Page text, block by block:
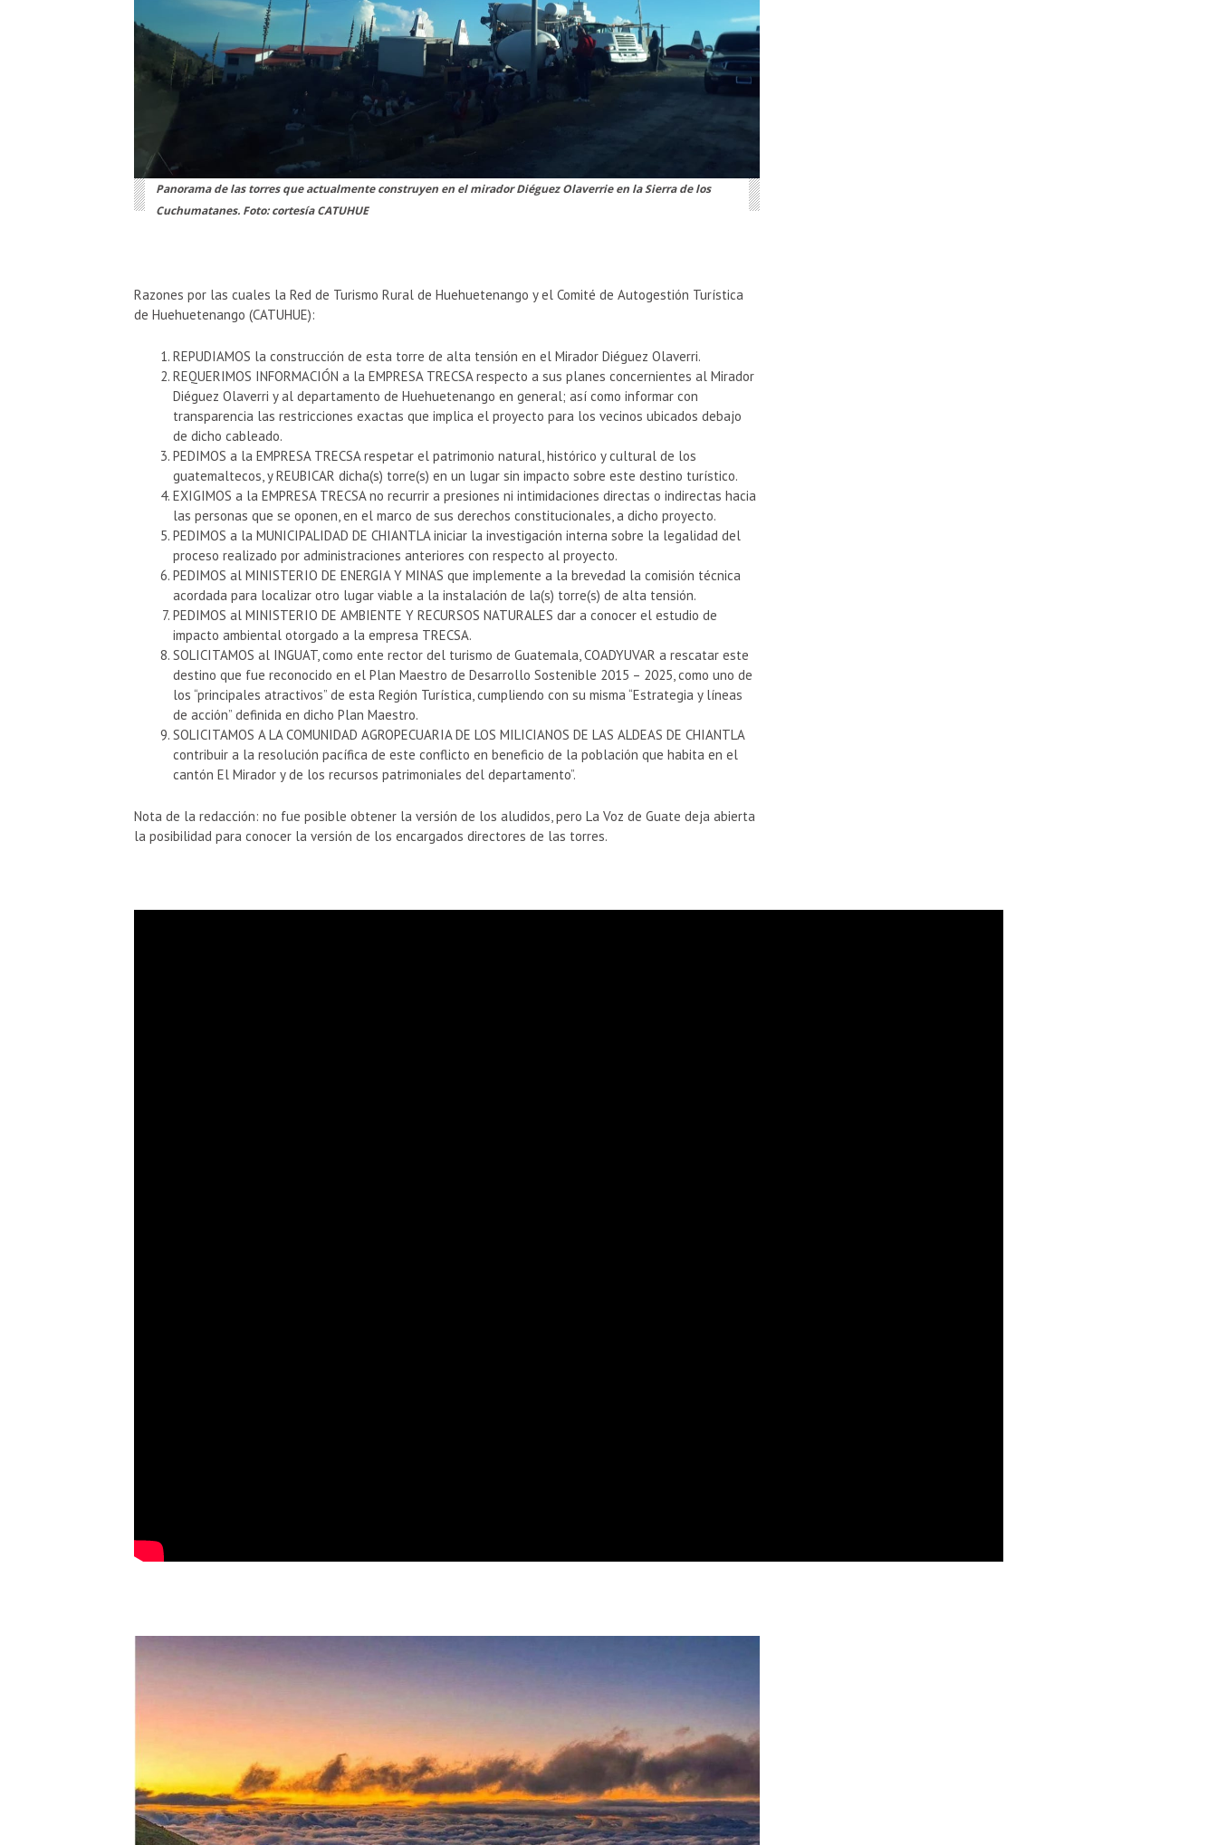
Panorama de las torres que actualmente construyen en el mirador Diéguez Olaverrie en la Sierra de los
Cuchumatanes. Foto: cortesía CATUHUE
Razones por las cuales la Red de Turismo Rural de Huehuetenango y el Comité de Autogestión Turística
de Huehuetenango (CATUHUE):
REPUDIAMOS la construcción de esta torre de alta tensión en el Mirador Diéguez Olaverri.
REQUERIMOS INFORMACIÓN a la EMPRESA TRECSA respecto a sus planes concernientes al Mirador
Diéguez Olaverri y al departamento de Huehuetenango en general; así como informar con
transparencia las restricciones exactas que implica el proyecto para los vecinos ubicados debajo
de dicho cableado.
PEDIMOS a la EMPRESA TRECSA respetar el patrimonio natural, histórico y cultural de los
guatemaltecos, y REUBICAR dicha(s) torre(s) en un lugar sin impacto sobre este destino turístico.
EXIGIMOS a la EMPRESA TRECSA no recurrir a presiones ni intimidaciones directas o indirectas hacia
las personas que se oponen, en el marco de sus derechos constitucionales, a dicho proyecto.
PEDIMOS a la MUNICIPALIDAD DE CHIANTLA iniciar la investigación interna sobre la legalidad del
proceso realizado por administraciones anteriores con respecto al proyecto.
PEDIMOS al MINISTERIO DE ENERGIA Y MINAS que implemente a la brevedad la comisión técnica
acordada para localizar otro lugar viable a la instalación de la(s) torre(s) de alta tensión.
PEDIMOS al MINISTERIO DE AMBIENTE Y RECURSOS NATURALES dar a conocer el estudio de
impacto ambiental otorgado a la empresa TRECSA.
SOLICITAMOS al INGUAT, como ente rector del turismo de Guatemala, COADYUVAR a rescatar este
destino que fue reconocido en el Plan Maestro de Desarrollo Sostenible 2015 – 2025, como uno de
los “principales atractivos” de esta Región Turística, cumpliendo con su misma “Estrategia y líneas
de acción” definida en dicho Plan Maestro.
SOLICITAMOS A LA COMUNIDAD AGROPECUARIA DE LOS MILICIANOS DE LAS ALDEAS DE CHIANTLA
contribuir a la resolución pacífica de este conflicto en beneficio de la población que habita en el
cantón El Mirador y de los recursos patrimoniales del departamento”.
Nota de la redacción: no fue posible obtener la versión de los aludidos, pero La Voz de Guate deja abierta
la posibilidad para conocer la versión de los encargados directores de las torres.